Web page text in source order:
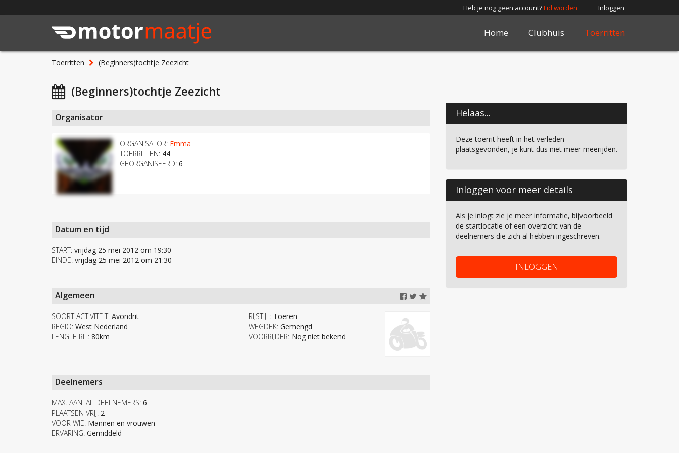
Heb je nog geen account?Lid worden Inloggen
Home Clubhuis Toerritten
Toerritten (Beginners)tochtje Zeezicht
(Beginners)tochtje Zeezicht
Helaas...
Deze toerrit heeft in het verleden
plaatsgevonden, je kunt dus niet meer meerijden.
Inloggen voor meer details
Als je inlogt zie je meer informatie, bijvoorbeeld
de startlocatie of een overzicht van de
deelnemers die zich al hebben ingeschreven.
INLOGGEN
Organisator
ORGANISATOR: Emma
TOERRITTEN: 44
GEORGANISEERD: 6
Datum en tijd
START: vrijdag 25 mei 2012 om 19:30
EINDE: vrijdag 25 mei 2012 om 21:30
Algemeen
SOORT ACTIVITEIT: Avondrit
REGIO: West Nederland
LENGTE RIT: 80km
RIJSTIJL: Toeren
WEGDEK: Gemengd
VOORRIJDER: Nog niet bekend
Deelnemers
MAX. AANTAL DEELNEMERS: 6
PLAATSEN VRIJ: 2
VOOR WIE: Mannen en vrouwen
ERVARING: Gemiddeld